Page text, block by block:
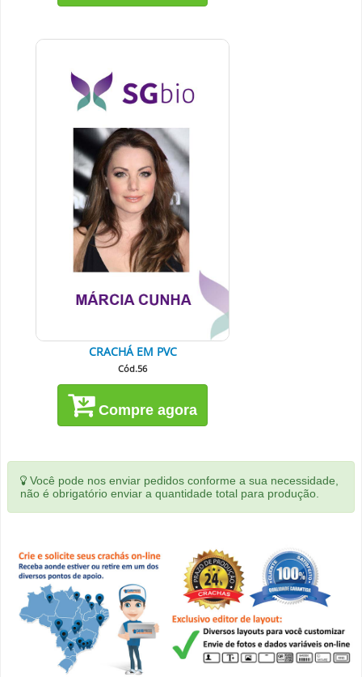
CRACHÁ EM PVC
Cód.56
Compre agora
Você pode nos enviar pedidos conforme a sua necessidade,
não é obrigatório enviar a quantidade total para produção.